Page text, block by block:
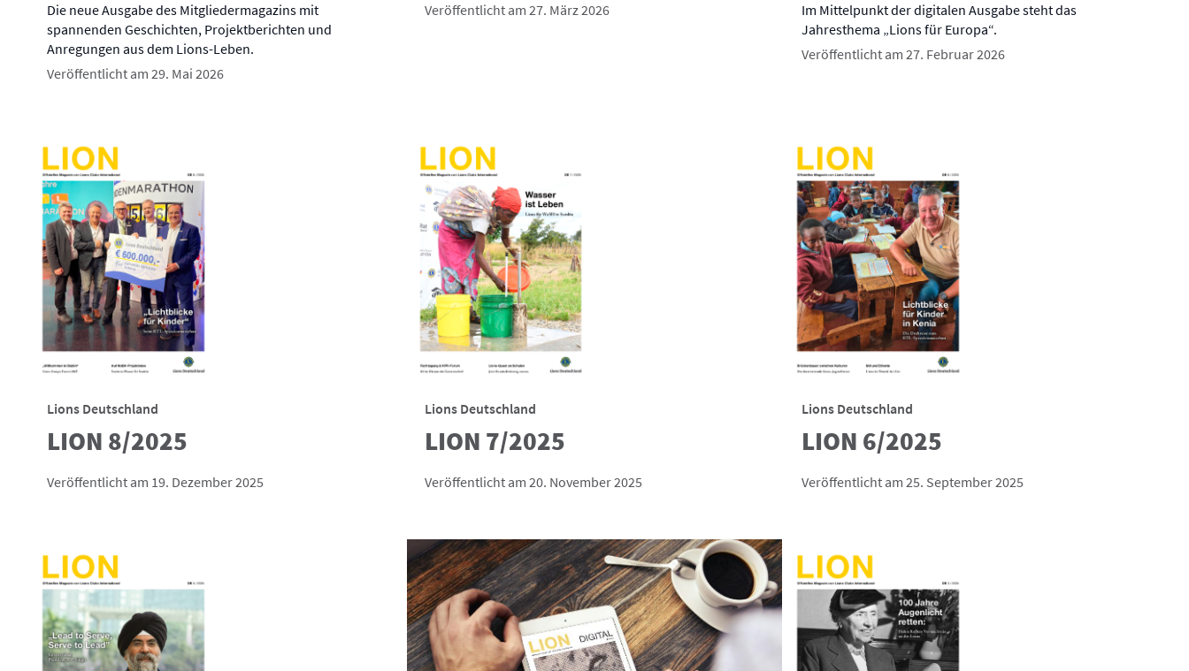
Die neue Ausgabe des Mitgliedermagazins mit
spannenden Geschichten, Projektberichten und
Anregungen aus dem Lions-Leben.
Veröffentlicht am 29. Mai 2026
Veröffentlicht am 27. März 2026
Im Mittelpunkt der digitalen Ausgabe steht das
Jahresthema „Lions für Europa“.
Veröffentlicht am 27. Februar 2026
Lions Deutschland
LION 8/2025
Veröffentlicht am 19. Dezember 2025
Lions Deutschland
LION 7/2025
Veröffentlicht am 20. November 2025
Lions Deutschland
LION 6/2025
Veröffentlicht am 25. September 2025